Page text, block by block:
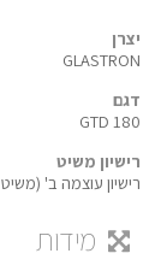
יצרן
GLASTRON
דגם
GTD 180
רישיון משיט
רישיון עוצמה ב' (משיט 13)
מידות